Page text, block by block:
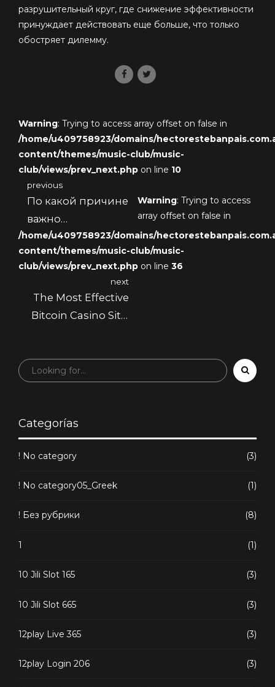
разрушительный круг, где снижение эффективности
принуждает действовать еще больше, что только
обостряет дилемму.
Warning: Trying to access array offset on false in
/home/u409758923/domains/
content/themes/music-club/music-
club/views/prev_next.php on line 10
previous
По какой причине
важно
переключаться
между
активностями
Warning: Trying to access
array offset on false in
/home/u409758923/domains/
content/themes/music-club/music-
club/views/prev_next.php on line 36
next
The Most Effective
Bitcoin Casino Site:
Wagering with
Cryptocurrency
Categorías
! No category (3)
! No category05_Greek (1)
! Без рубрики (8)
1 (1)
10 Jili Slot 165 (3)
10 Jili Slot 665 (3)
12play Live 365 (3)
12play Login 206 (3)